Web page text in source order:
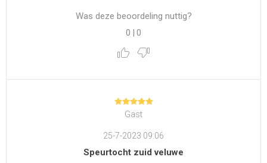
Was deze beoordeling nuttig?
0 | 0
Gast
25-7-2023 09:06
Speurtocht zuid veluwe